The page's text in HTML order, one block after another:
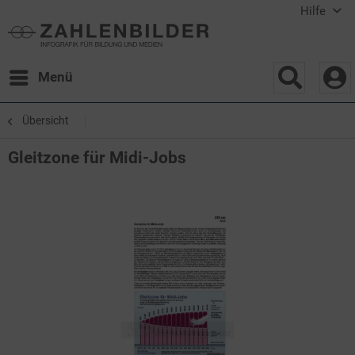
Hilfe
Menü
Übersicht
Gleitzone für Midi-Jobs